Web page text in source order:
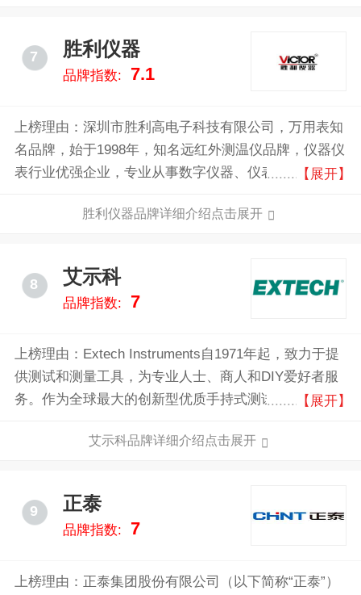
7 胜利仪器
品牌指数: 7.1
上榜理由：深圳市胜利高电子科技有限公司，万用表知
名品牌，始于1998年，知名远红外测温仪品牌，仪器仪
表行业优强企业，专业从事数字仪器、仪表研发、生
会长单位。
【展开】
胜利仪器品牌详细介绍点击展开
8 艾示科
品牌指数: 7
上榜理由：Extech Instruments自1971年起，致力于提
供测试和测量工具，为专业人士、商人和DIY爱好者服
务。作为全球最大的创新型优质手持式测试、测量和检
家和地区销售。
【展开】
艾示科品牌详细介绍点击展开
9 正泰
品牌指数: 7
上榜理由：正泰集团股份有限公司（以下简称“正泰”）